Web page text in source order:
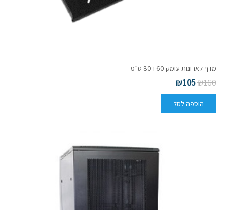
מדף לארונות עומק 60 ו 80 ס”מ
₪160
₪105
הוספה לסל